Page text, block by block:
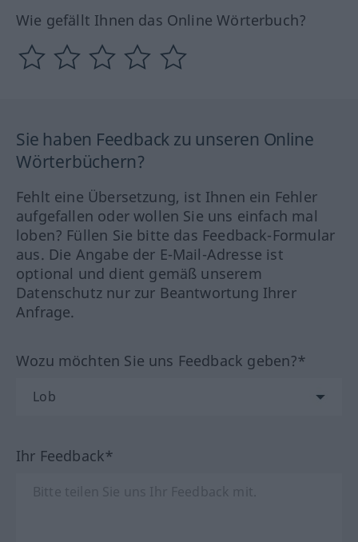
Wie gefällt Ihnen das Online Wörterbuch?
Sie haben Feedback zu unseren Online
Wörterbüchern?
Fehlt eine Übersetzung, ist Ihnen ein Fehler
aufgefallen oder wollen Sie uns einfach mal
loben? Füllen Sie bitte das Feedback-Formular
aus. Die Angabe der E-Mail-Adresse ist
optional und dient gemäß unserem
Datenschutz nur zur Beantwortung Ihrer
Anfrage.
Wozu möchten Sie uns Feedback geben?*
Ihr Feedback*